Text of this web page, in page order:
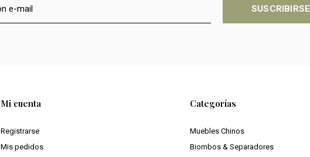
SUSCRIBIRSE
Mi cuenta
Registrarse
Mis pedidos
Categorías
Muebles Chinos
Biombos & Separadores